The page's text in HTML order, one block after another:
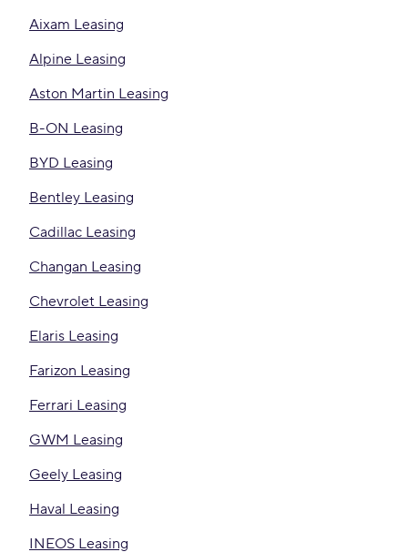
Aixam Leasing
Alpine Leasing
Aston Martin Leasing
B-ON Leasing
BYD Leasing
Bentley Leasing
Cadillac Leasing
Changan Leasing
Chevrolet Leasing
Elaris Leasing
Farizon Leasing
Ferrari Leasing
GWM Leasing
Geely Leasing
Haval Leasing
INEOS Leasing